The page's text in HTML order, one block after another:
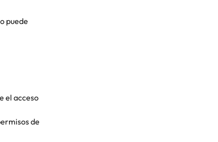
puede
el acceso
de